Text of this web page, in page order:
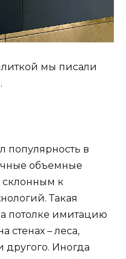
мы писали
популярность в
объемные
склонным к
Такая
потолке имитацию
стенах – леса,
другого. Иногда